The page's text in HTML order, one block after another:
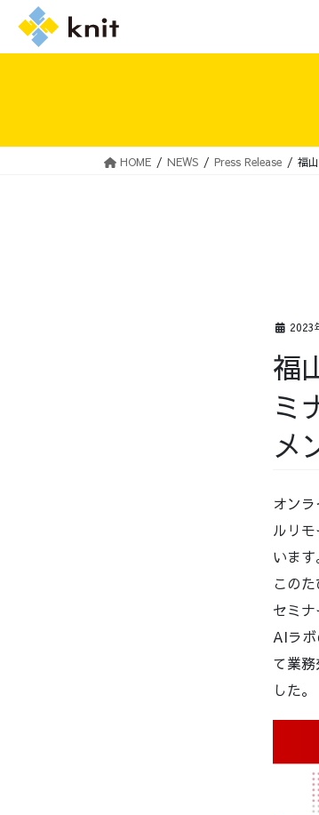
HOME NEWS Press Release 福
2023
福
ミ
メ
オン
ルリ
います
この
セミ
AIラ
て業
した。